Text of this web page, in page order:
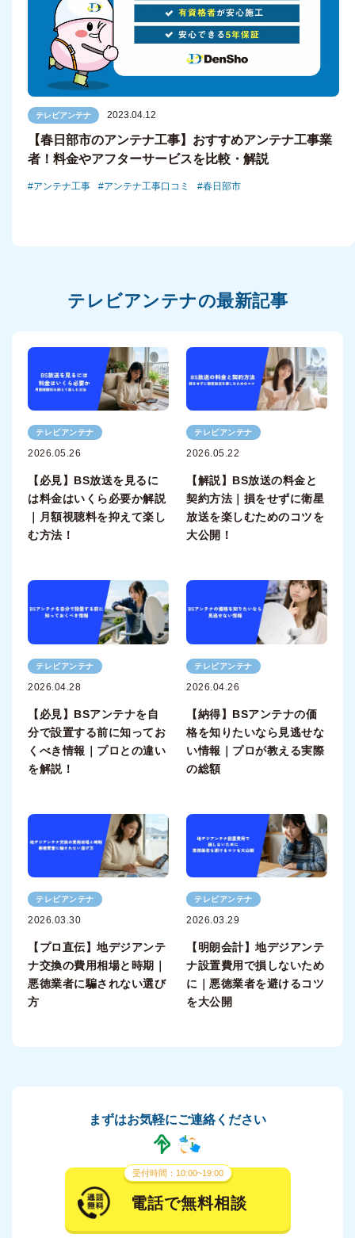
テレビアンテナ 2023.04.12
【春日部市のアンテナ工事】おすすめアンテナ工事業
者！料金やアフターサービスを比較・解説
アンテナ工事 アンテナ工事口コミ 春日部市
テレビアンテナの最新記事
テレビアンテナ
2026.05.26
【必見】BS放送を見るに
は料金はいくら必要か解説
｜月額視聴料を抑えて楽し
む方法！
テレビアンテナ
2026.05.22
【解説】BS放送の料金と
契約方法｜損をせずに衛星
放送を楽しむためのコツを
大公開！
テレビアンテナ
2026.04.28
【必見】BSアンテナを自
分で設置する前に知ってお
くべき情報｜プロとの違い
を解説！
テレビアンテナ
2026.04.26
【納得】BSアンテナの価
格を知りたいなら見逃せな
い情報｜プロが教える実際
の総額
テレビアンテナ
2026.03.30
【プロ直伝】地デジアンテ
ナ交換の費用相場と時期｜
悪徳業者に騙されない選び
方
テレビアンテナ
2026.03.29
【明朗会計】地デジアンテ
ナ設置費用で損しないため
に｜悪徳業者を避けるコツ
を大公開
まずはお気軽にご連絡ください
受付時間：10:00~19:00
電話で無料相談